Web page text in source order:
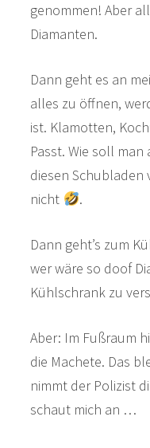
genommen! Aber
Diamanten.
Dann geht es an
alles zu öffnen,
ist. Klamotten,
Passt. Wie soll
diesen Schubladen
nicht
.
Dann geht’s zum
wer wäre so doof
Kühlschrank zu
Aber: Im Fußraum
die Machete. Das
nimmt der Polizist
schaut mich an …